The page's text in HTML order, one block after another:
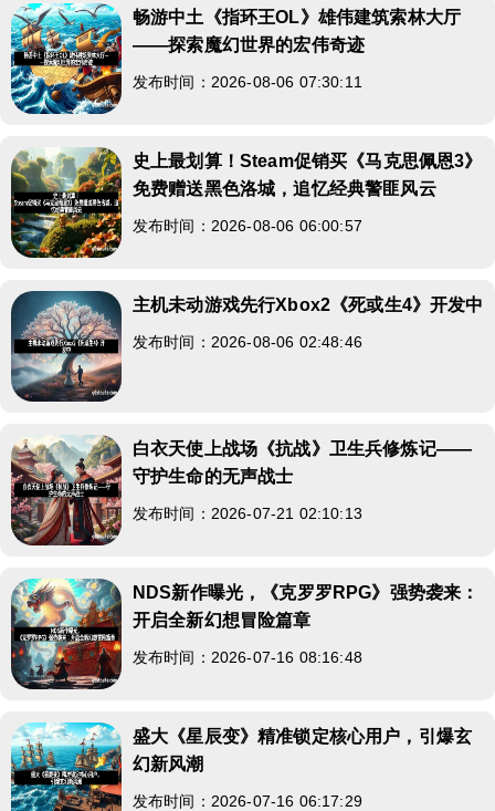
畅游中土《指环王OL》雄伟建筑索林大厅
——探索魔幻世界的宏伟奇迹
发布时间：2026-08-06 07:30:11
史上最划算！Steam促销买《马克思佩恩3》
免费赠送黑色洛城，追忆经典警匪风云
发布时间：2026-08-06 06:00:57
主机未动游戏先行Xbox2《死或生4》开发中
发布时间：2026-08-06 02:48:46
白衣天使上战场《抗战》卫生兵修炼记——
守护生命的无声战士
发布时间：2026-07-21 02:10:13
NDS新作曝光，《克罗罗RPG》强势袭来：
开启全新幻想冒险篇章
发布时间：2026-07-16 08:16:48
盛大《星辰变》精准锁定核心用户，引爆玄
幻新风潮
发布时间：2026-07-16 06:17:29